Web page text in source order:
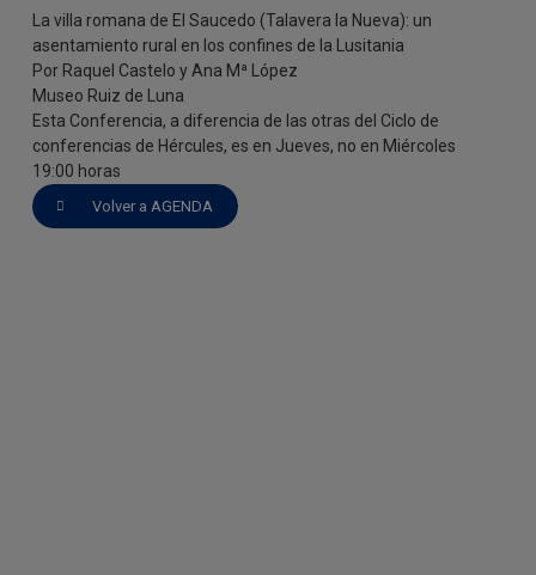
La villa romana de El Saucedo (Talavera la Nueva): un
asentamiento rural en los confines de la Lusitania
Por Raquel Castelo y Ana Mª López
Museo Ruiz de Luna
Esta Conferencia, a diferencia de las otras del Ciclo de
conferencias de Hércules, es en Jueves, no en Miércoles
19:00 horas
Volver a AGENDA